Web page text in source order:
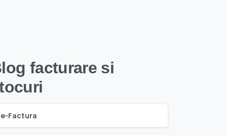
facturare si
e-Factura